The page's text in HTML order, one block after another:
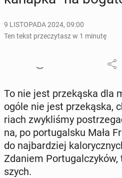
9 LISTOPADA 2024, 09:00
Ten tekst przeczytasz w 1 minutę
To nie jest prze­ką­ska dla
ogóle nie jest prze­ką­ska,
riach zwy­kli­śmy
na, po por­tu­gal­sku Mała
do naj­bar­dziej
Zdaniem
szych.